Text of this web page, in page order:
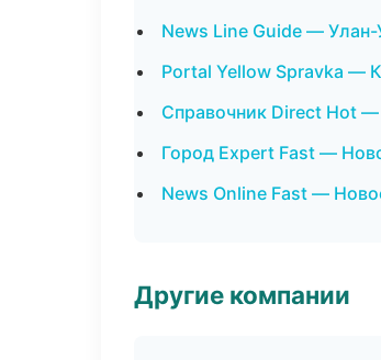
News Line Guide — Улан-
Portal Yellow Spravka —
Справочник Direct Hot
Город Expert Fast —
News Online Fast —
Другие компании